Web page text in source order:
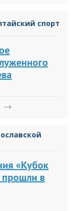
спорт
«Кубок
прошли в